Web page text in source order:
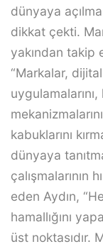
dünyaya
dikkat çekti.
yakından takip
“Markalar,
kabuklarını
dünyaya
çalışmalarının
eden Aydın,
hamallığını
üst noktasıdır.